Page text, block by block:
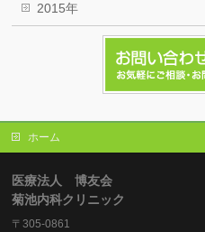
2015年
ホーム
医療法人 博友会
菊池内科クリニック
〒305-0861